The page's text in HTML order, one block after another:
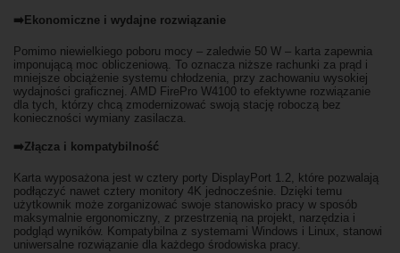
➡️Ekonomiczne i wydajne rozwiązanie
Pomimo niewielkiego poboru mocy – zaledwie 50 W – karta zapewnia
imponującą moc obliczeniową. To oznacza niższe rachunki za prąd i
mniejsze obciążenie systemu chłodzenia, przy zachowaniu wysokiej
wydajności graficznej. AMD FirePro W4100 to efektywne rozwiązanie
dla tych, którzy chcą zmodernizować swoją stację roboczą bez
konieczności wymiany zasilacza.
➡️Złącza i kompatybilność
Karta wyposażona jest w cztery porty DisplayPort 1.2, które pozwalają
podłączyć nawet cztery monitory 4K jednocześnie. Dzięki temu
użytkownik może zorganizować swoje stanowisko pracy w sposób
maksymalnie ergonomiczny, z przestrzenią na projekt, narzędzia i
podgląd wyników. Kompatybilna z systemami Windows i Linux, stanowi
uniwersalne rozwiązanie dla każdego środowiska pracy.